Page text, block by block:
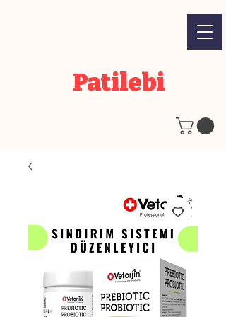
Patilebi